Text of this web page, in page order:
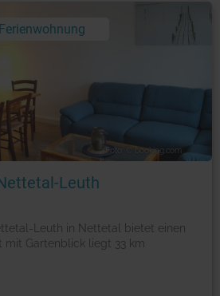
Ferienwohnung
Foto: © booking.com
Leuth
Leuth in Nettetal bietet einen
mit Gartenblick liegt 33 km